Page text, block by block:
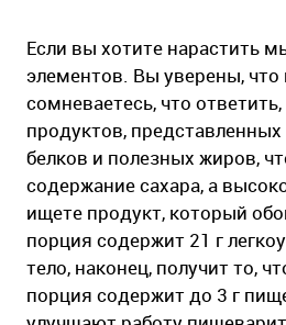
Если вы хотите нарастить
элементов. Вы уверены,
сомневаетесь, что
продуктов,
белков и полезных жиров,
содержание сахара, а
ищете продукт, который
порция содержит 21 г
тело, наконец, получит то,
порция содержит до 3 г